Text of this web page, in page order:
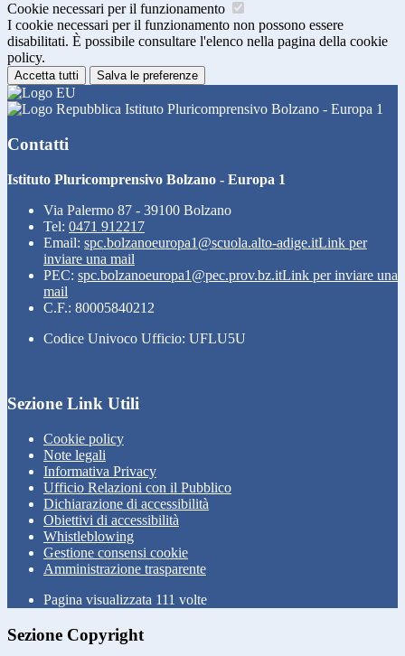
Cookie necessari per il funzionamento
I cookie necessari per il funzionamento non possono essere
disabilitati. È possibile consultare l'elenco nella pagina della cookie
policy.
Accetta tutti Salva le preferenze
Istituto Pluricomprensivo Bolzano - Europa 1
Contatti
Istituto Pluricomprensivo Bolzano - Europa 1
Via Palermo 87 - 39100 Bolzano
Tel: 0471 912217
Email: spc.bolzanoeuropa1@scuola.alto-adige.itLink per
inviare una mail
PEC: spc.bolzanoeuropa1@pec.prov.bz.itLink per inviare una
mail
C.F.: 80005840212
Codice Univoco Ufficio: UFLU5U
Sezione Link Utili
Cookie policy
Note legali
Informativa Privacy
Ufficio Relazioni con il Pubblico
Dichiarazione di accessibilità
Obiettivi di accessibilità
Whistleblowing
Gestione consensi cookie
Amministrazione trasparente
Pagina visualizzata 111 volte
Sezione Copyright